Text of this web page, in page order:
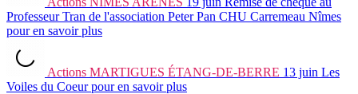
Professeur Tran de l'association Peter Pan CHU Carremeau Nîmes
pour en savoir plus
Actions MARTIGUES ÉTANG-DE-BERRE 13 juin Les
Voiles du Coeur pour en savoir plus